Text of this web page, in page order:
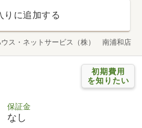
りに追加する
ウス・ネットサービス（株） 南浦和店
初期費用
を知りたい
保証金
なし